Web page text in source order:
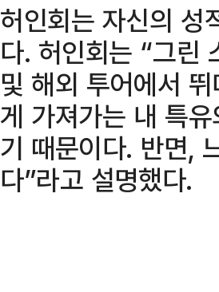
허인회는 자신의 성
다. 허인회는 “그린
및 해외 투어에서
게 가져가는 내 특
기 때문이다. 반면,
다”라고 설명했다.